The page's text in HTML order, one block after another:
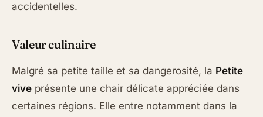
accidentelles.
Valeur culinaire
Malgré sa petite taille et sa dangerosité, la Petite
vive présente une chair délicate appréciée dans
certaines régions. Elle entre notamment dans la